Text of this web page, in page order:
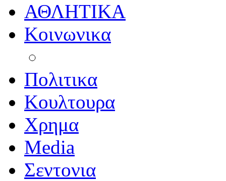
ΑΘΛΗΤΙΚΑ
Κοινωνικα
Πολιτικα
Κουλτουρα
Χρημα
Media
Σεντονια